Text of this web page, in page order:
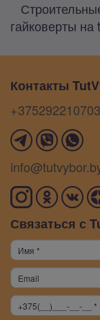
гайковерты
Контакты
+375292210703
Связаться с